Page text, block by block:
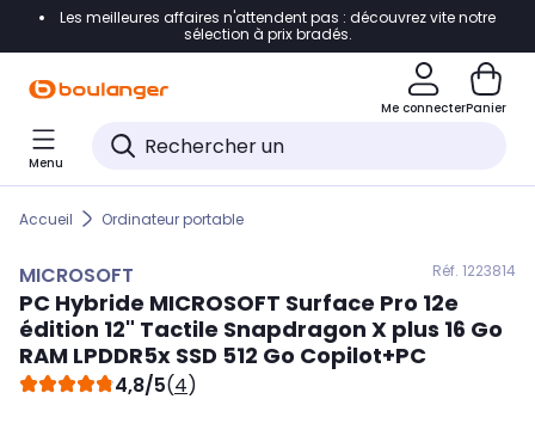
Accéder directement à la navigation
Accéder directement au pied de page
Accéder directement au chatbot
Les meilleures affaires n'attendent pas : découvrez vite notre
sélection à prix bradés.
Me connecterPanier
Menu
Accueil Ordinateur portable
MICROSOFT Réf. 1223814
PC Hybride MICROSOFT Surface Pro 12e
édition 12" Tactile Snapdragon X plus 16 Go
RAM LPDDR5x SSD 512 Go Copilot+PC
4,8/5(4)